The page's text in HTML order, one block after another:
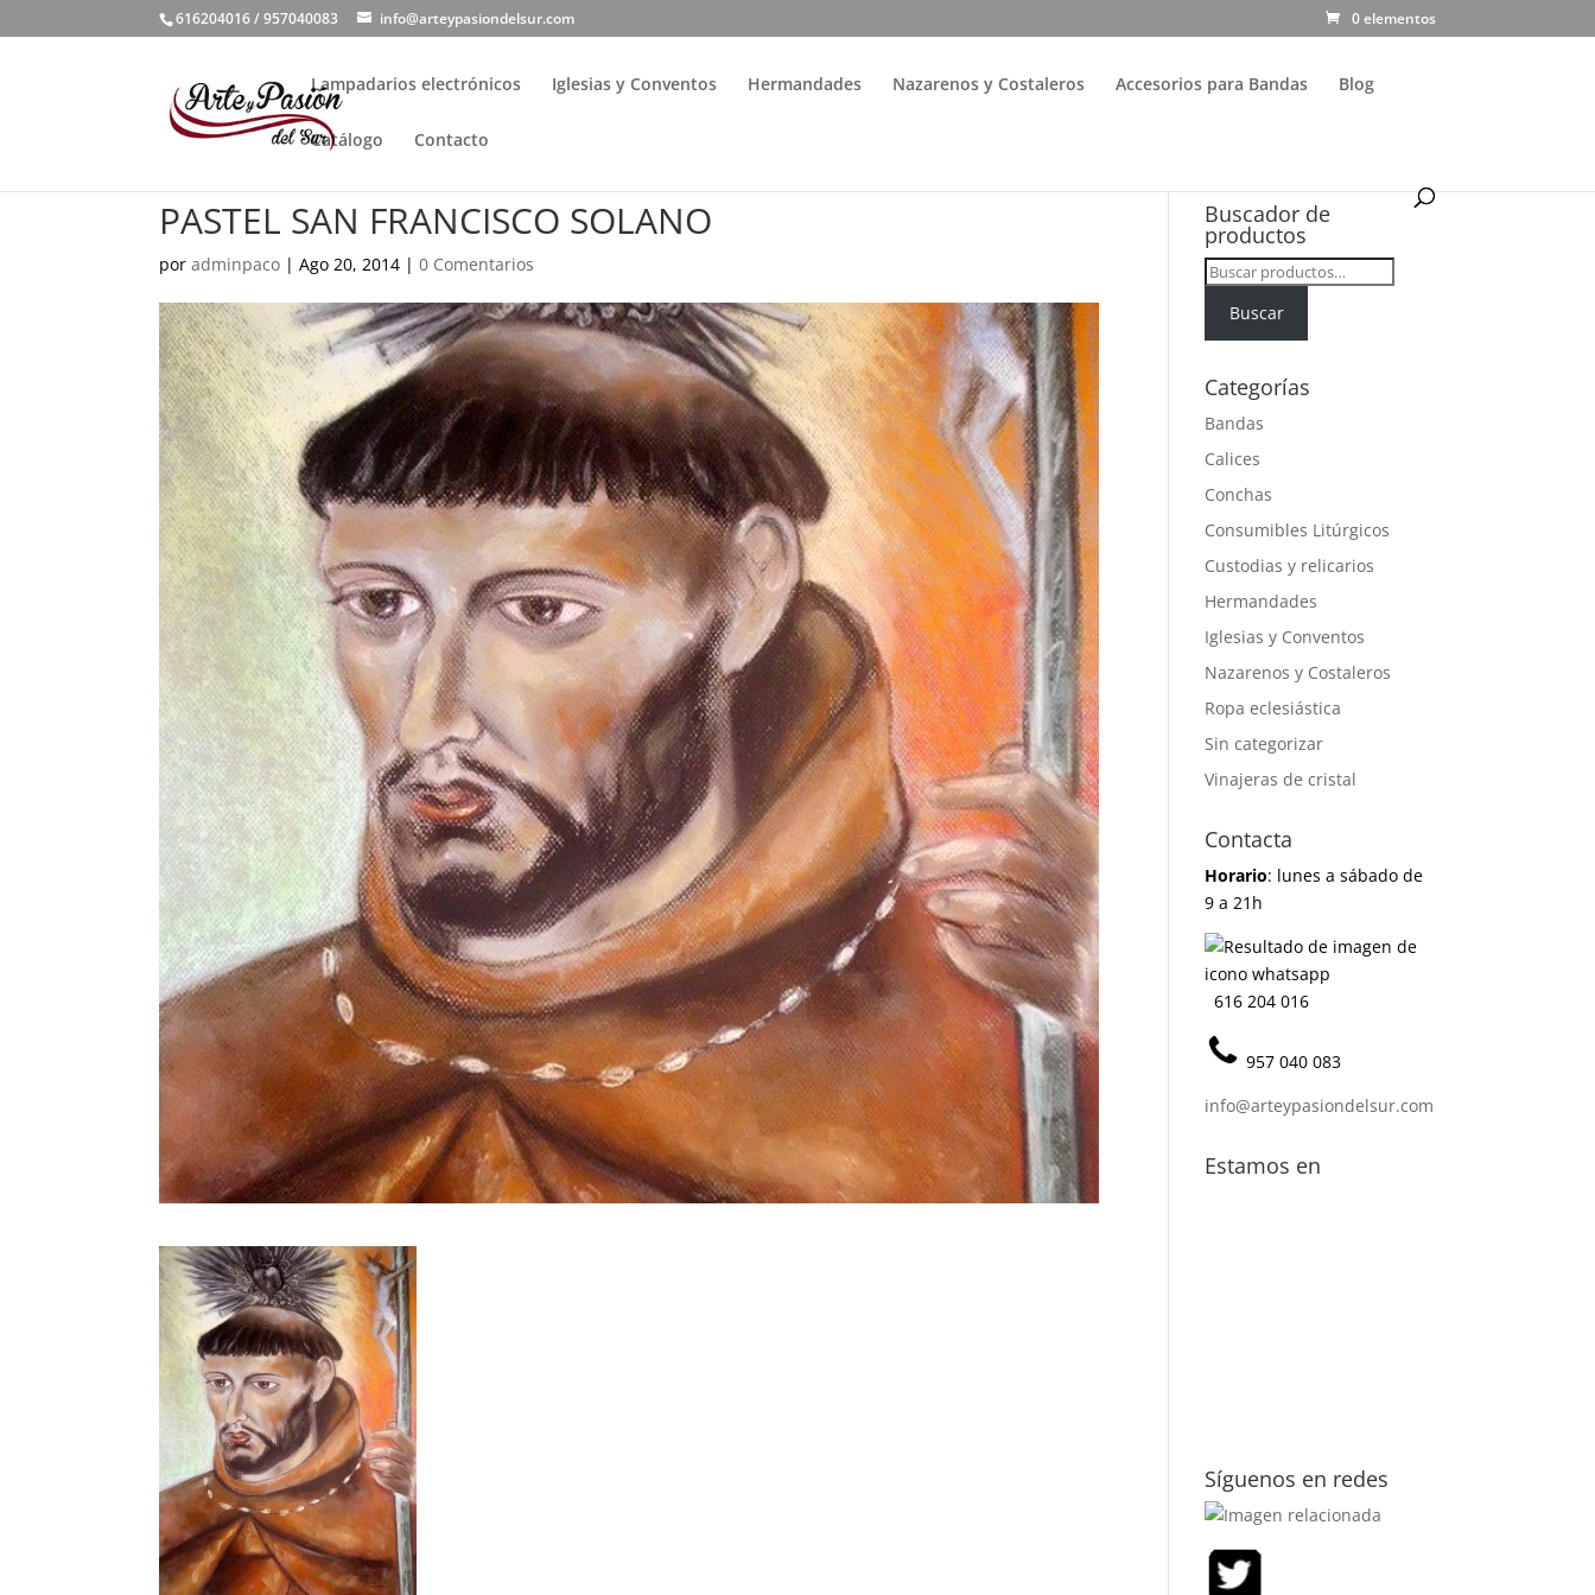
616204016 / 957040083 info@arteypasiondelsur.com 0 elementos
Lampadarios electrónicos Iglesias y Conventos Hermandades Nazarenos y Costaleros Accesorios para Bandas Blog
Catálogo Contacto
PASTEL SAN FRANCISCO SOLANO
poradminpaco |Ago 20, 2014 |0 Comentarios
Buscador de
productos
Buscar
Buscar
Categorías
Bandas
Calices
Conchas
Consumibles Litúrgicos
Custodias y relicarios
Hermandades
Iglesias y Conventos
Nazarenos y Costaleros
Ropa eclesiástica
Sin categorizar
Vinajeras de cristal
Contacta
Horario: lunes a sábado de
9 a 21h
616 204 016
957 040 083
info@arteypasiondelsur.com
Estamos en
Síguenos en redes